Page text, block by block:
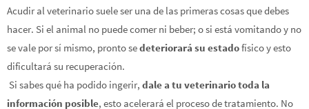
Acudir al veterinario suele ser una de las primeras cosas que debes
hacer. Si el animal no puede comer ni beber; o si está vomitando y no
se vale por sí mismo, pronto sedeteriorará su estadofísico y esto
dificultará su recuperación.
Si sabes qué ha podido ingerir, dale a tu veterinario toda la
información posible, esto acelerará el proceso de tratamiento. No